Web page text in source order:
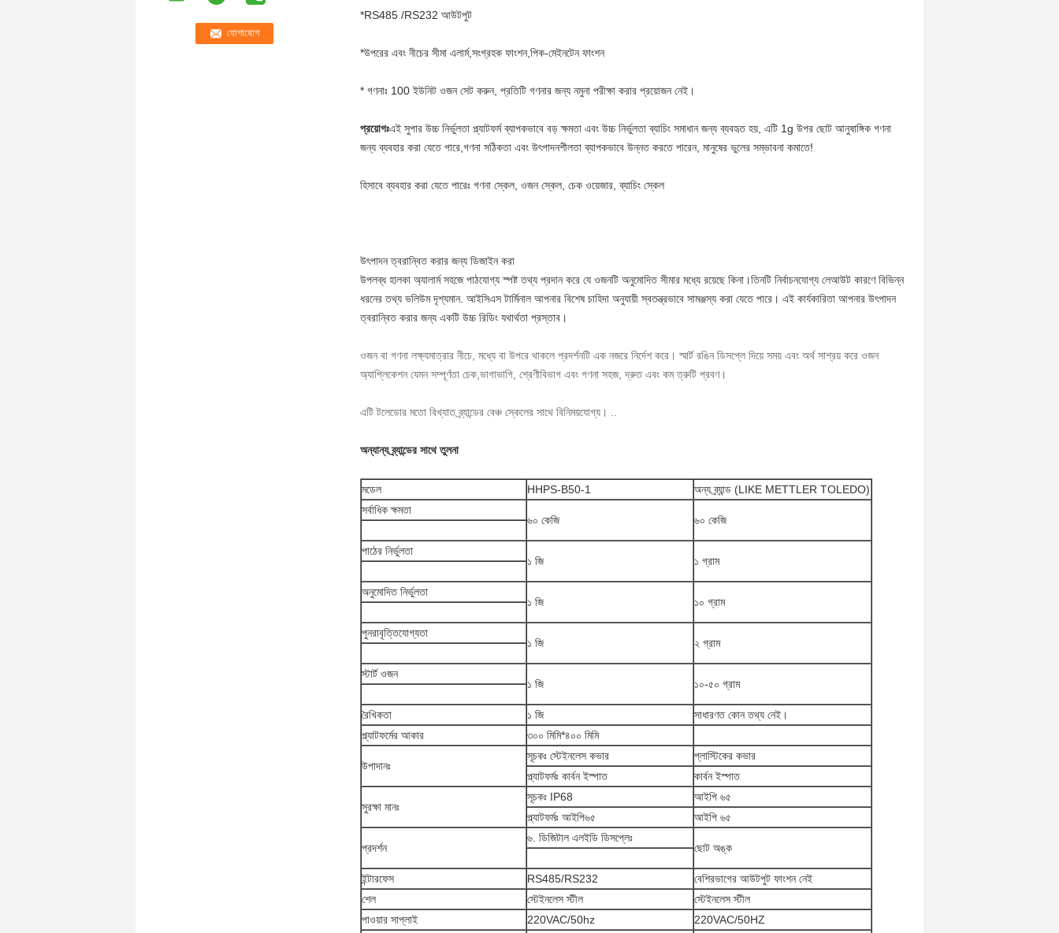
*RS485 /RS232 আউটপুট
*উপরের এবং নীচের সীমা এলার্ম,সংগ্রহক ফাংশন,পিক-মেইনটেন ফাংশন
* গণনাঃ 100 ইউনিট ওজন সেট করুন, প্রতিটি গণনার জন্য নমুনা পরীক্ষা করার প্রয়োজন নেই।
প্রয়োগঃএই সুপার উচ্চ নির্ভুলতা প্ল্যাটফর্ম ব্যাপকভাবে বড় ক্ষমতা এবং উচ্চ নির্ভুলতা ব্যাচিং সমাধান জন্য ব্যবহৃত হয়, এটি 1g উপর ছোট আনুষাঙ্গিক গণনা
জন্য ব্যবহার করা যেতে পারে,গণনা সঠিকতা এবং উৎপাদনশীলতা ব্যাপকভাবে উন্নত করতে পারেন, মানুষের ভুলের সম্ভাবনা কমাতে!
হিসাবে ব্যবহার করা যেতে পারেঃ গণনা স্কেল, ওজন স্কেল, চেক ওয়েজার, ব্যাচিং স্কেল
উৎপাদন ত্বরান্বিত করার জন্য ডিজাইন করা
উপলব্ধ হালকা অ্যালার্ম সহজে পাঠযোগ্য স্পষ্ট তথ্য প্রদান করে যে ওজনটি অনুমোদিত সীমার মধ্যে রয়েছে কিনা।তিনটি নির্বাচনযোগ্য লেআউট কারণে বিভিন্ন
ধরনের তথ্য ভলিউম দৃশ্যমান. আইসিএস টার্মিনাল আপনার বিশেষ চাহিদা অনুযায়ী স্বতন্ত্রভাবে সামঞ্জস্য করা যেতে পারে। এই কার্যকারিতা আপনার উৎপাদন
ত্বরান্বিত করার জন্য একটি উচ্চ রিডিং যথার্থতা প্রস্তাব।
ওজন বা গণনা লক্ষ্যমাত্রার নীচে, মধ্যে বা উপরে থাকলে প্রদর্শনটি এক নজরে নির্দেশ করে। স্মার্ট রঙিন ডিসপ্লে দিয়ে সময় এবং অর্থ সাশ্রয় করে ওজন
অ্যাপ্লিকেশন যেমন সম্পূর্ণতা চেক,ভাগাভাগি, শ্রেণীবিভাগ এবং গণনা সহজ, দ্রুত এবং কম ত্রুটি প্রবণ।
এটি টলেডোর মতো বিখ্যাত ব্র্যান্ডের বেঞ্চ স্কেলের সাথে বিনিময়যোগ্য। ..
অন্যান্য ব্র্যান্ডের সাথে তুলনা
মডেল HHPS-B50-1
অন্য ব্র্যান্ড (LIKE METTLER TOLEDO)
সর্বাধিক ক্ষমতা
৬০ কেজি
৬০ কেজি
পাঠের নির্ভুলতা
১ জি
১ গ্রাম
অনুমোদিত নির্ভুলতা
১ জি
১০ গ্রাম
পুনরাবৃত্তিযোগ্যতা
১ জি
২ গ্রাম
স্টার্ট ওজন
১ জি
১০-৫০ গ্রাম
রৈখিকতা ১ জি
সাধারণত কোন তথ্য নেই।
প্ল্যাটফর্মের আকার
৩০০ মিমি*৪০০ মিমি
উপাদানঃ
সূচকঃ স্টেইনলেস কভার
প্লাস্টিকের কভার
প্ল্যাটফর্মঃ কার্বন ইস্পাত
কার্বন ইস্পাত
সুরক্ষা মানঃ
সূচকঃ IP68
আইপি ৬৫
প্ল্যাটফর্মঃ আইপি৬৫
আইপি ৬৫
প্রদর্শন
৬. ডিজিটাল এলইডি ডিসপ্লেঃ
ছোট অঙ্ক
ইন্টারফেস RS485/RS232
বেশিরভাগের আউটপুট ফাংশন নেই
শেল
স্টেইনলেস স্টীল
স্টেইনলেস স্টীল
পাওয়ার সাপ্লাই
220VAC/50hz
220VAC/50HZ